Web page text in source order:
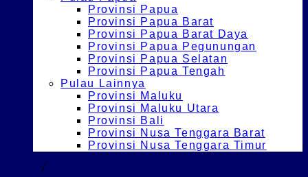
Provinsi Papua
Provinsi Papua Barat
Provinsi Papua Barat Daya
Provinsi Papua Pegunungan
Provinsi Papua Selatan
Provinsi Papua Tengah
Pulau Lainnya
Provinsi Maluku
Provinsi Maluku Utara
Provinsi Bali
Provinsi Nusa Tenggara Barat
Provinsi Nusa Tenggara Timur
/